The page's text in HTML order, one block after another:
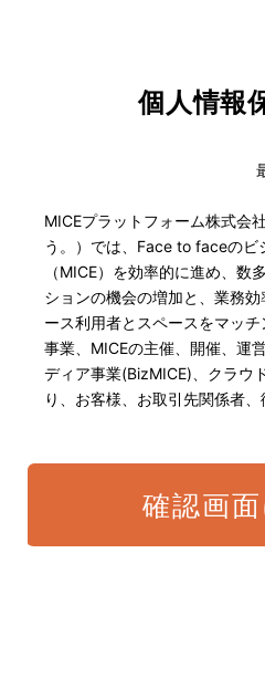
個人情報
MICEプラットフォーム株式会
う。）では、Face to faceのビ
（MICE）を効率的に進め、数
ションの機会の増加と、業務
ース利用者とスペースをマッ
事業、MICEの主催、開催、運
ディア事業(BizMICE)、クラウ
り、お客様、お取引先関係者
保護、個人情報に関する法規
以下に示す方針を具現化する
ントシステムを構築し、最新
確認画